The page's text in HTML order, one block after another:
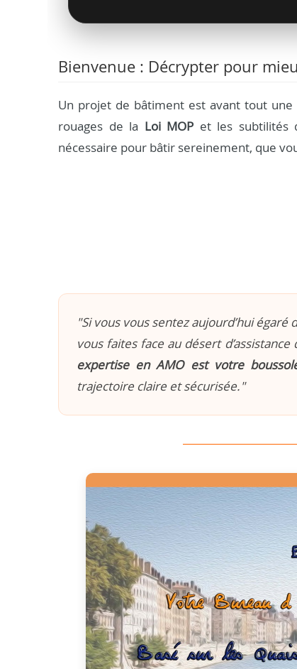
Bienvenue : Décrypter pour
Un projet de bâtiment est avant tout
rouages de la Loi MOP et les subtilités
nécessaire pour bâtir sereinement, que
"Si vous vous sentez aujourd’hui
vous faites face au désert
expertise en AMO est votre
trajectoire claire et sécurisée."